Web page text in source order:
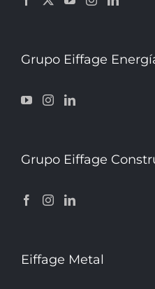
Grupo Eiffage
Grupo Eiffage
Eiffage Metal